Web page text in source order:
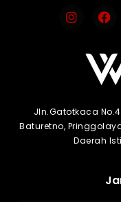
Jln.Gatotkaca
Baturetno,
Daerah